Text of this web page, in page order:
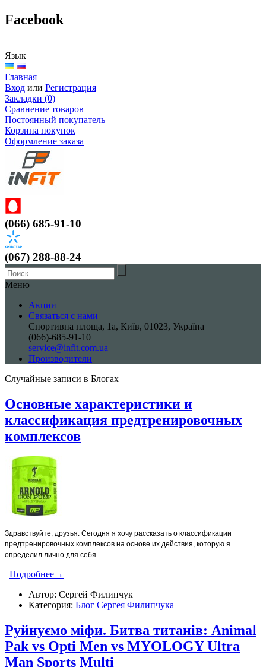
Facebook
Язык
Главная
Вход или Регистрация
Закладки (0)
Сравнение товаров
Постоянный покупатель
Корзина покупок
Оформление заказа
(066) 685-91-10
(067) 288-88-24
Меню
Акции
Связаться с нами
Спортивна площа, 1a, Київ, 01023, Україна
(066)-685-91-10
service@infit.com.ua
Производители
Случайные записи в Блогах
Основные характеристики и
классификация предтренировочных
комплексов
Здравствуйте, друзья. Сегодня я хочу рассказать о классификации
предтренировочных комплексов на основе их действия, которую я
определил лично для себя.
Подробнее→
Автор: Сергей Филипчук
Категория: Блог Сергея Филипчука
Руйнуємо міфи. Битва титанів: Animal
Pak vs Opti Men vs MYOLOGY Ultra
Man Sports Multi